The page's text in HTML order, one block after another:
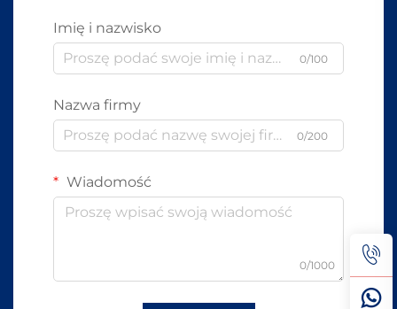
Imię i nazwisko
0/100
Nazwa firmy
0/200
Wiadomość
0/1000